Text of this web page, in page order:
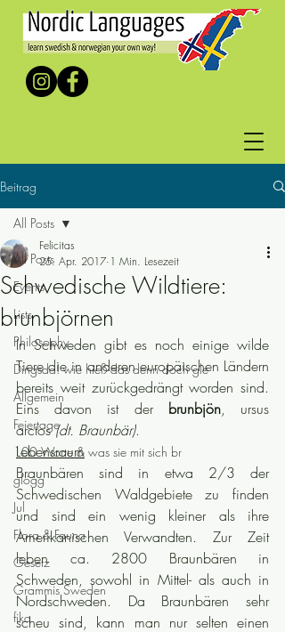
Beitrag
All Posts
Events
Lists
Philosophy
Dingsda! wie hieß das denn doch gle
Allgemein
Feiertage
100 Worte & was sie mit sich br
glögg
Jul
Flora & Fauna
Gesetz
Grammis Sweden
fika
All Posts
Schwedische Wildtiere:
brunbjörnen
Felicitas
25. Apr. 2017 1 Min. Lesezeit
In Schweden gibt es noch einige wilde
Tiere die in anderen europäischen Ländern
bereits weit zurückgedrängt worden sind.
Eins davon ist der brunbjön, ursus
arctos (dt. Braunbär).
Lebensraum
Braunbären sind in etwa 2/3 der
Schwedischen Waldgebiete zu finden
und sind ein wenig kleiner als ihre
Amerikanischen Verwandten. Zur Zeit
leben ca. 2800 Braunbären in
Schweden, sowohl in Mittel- als auch in
Nordschweden. Da Braunbären sehr
scheu sind, kann man nur selten einen